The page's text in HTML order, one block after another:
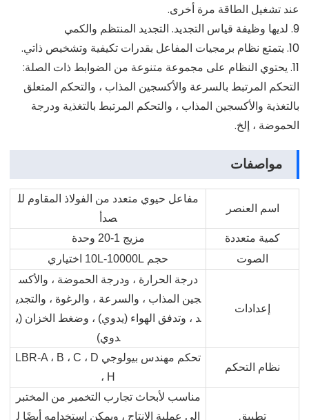
عند تشغيل الطاقة مرة أخرى.
9. لديها وظيفة قياس التجديد. التجديد المنتظم والكمي
10. يتمتع نظام برمجيات المفاعل بقدرات تكيفية وتشخيص ذاتي.
11. يحتوي النظام على مجموعة متنوعة من الضوابط ذات الصلة:
التحكم المرتبط بالسرعة والأكسجين المذاب ، والتحكم المتعلق
بالتغذية والأكسجين المذاب ، والتحكم المرتبط بالتغذية ودرجة
الحموضة ، إلخ.
مواصفات
اسم العنصر
مفاعل حيوي متعدد من الفولاذ المقاوم لل
صدأ
كمية متعددة
مزيج 1-20 وحدة
الصوت
حجم 10L-10000L اختياري
إعدادات
درجة الحرارة ، ودرجة الحموضة ، والأكس
جين المذاب ، والسرعة ، والرغوة ، والتجدي
د ، وتدفق الهواء (يدوي) ، وضغط الخزان (ي
دوي)
نظام التحكم
تحكم مهندس بيولوجي LBR-A ، B ، C ، D
، H
تطبيق
مناسب لأبحاث تجارب التخمير من المختبر
إلى عملية الإنتاج ، ويمكن استخدامه أيضًا ل